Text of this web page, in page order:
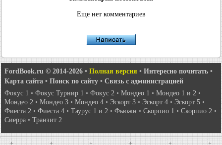
Еще нет комментариев
FordBook.ru © 2014-2026 • Полная версия • Интересно почитать •
Карта сайта • Поиск по сайту • Связь с администрацией
Фокус 1 • Фокус Турнир 1 • Фокус 2 • Мондео 1 • Мондео 1 и 2 •
Мондео 2 • Мондео 3 • Мондео 4 • Эскорт 3 • Эскорт 4 • Эскорт 5 •
Фиеста 2 • Фиеста 4 • Таурус 1 и 2 • Фьюжн • Скорпио 1 • Скорпио 2 •
Сиерра • Транзит 2